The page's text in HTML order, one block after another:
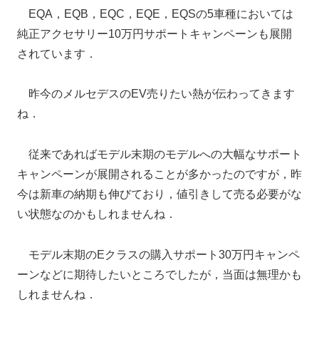
EQA，EQB，EQC，EQE，EQSの5車種においては
純正アクセサリー10万円サポートキャンペーンも展開
されています．
昨今のメルセデスのEV売りたい熱が伝わってきます
ね．
従来であればモデル末期のモデルへの大幅なサポート
キャンペーンが展開されることが多かったのですが，昨
今は新車の納期も伸びており，値引きして売る必要がな
い状態なのかもしれませんね．
モデル末期のEクラスの購入サポート30万円キャンペ
ーンなどに期待したいところでしたが，当面は無理かも
しれませんね．